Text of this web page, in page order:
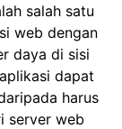
salah satu
web dengan
daya di sisi
dapat
harus
server web